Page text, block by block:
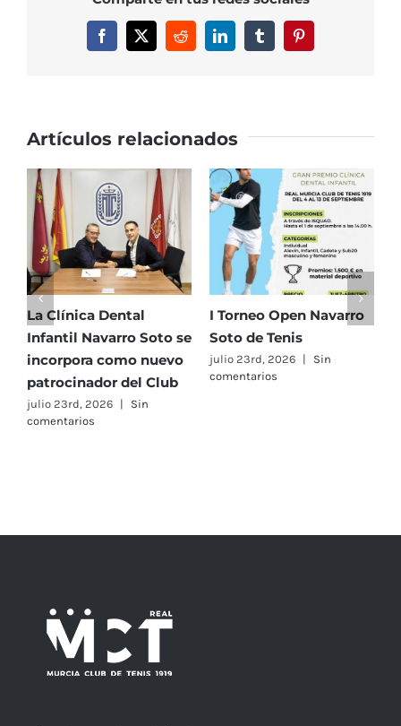
cuarta
jornada
por
Equipos
Facebook
X RedditLinkedInTumblrPinterest
Artículos relacionados
La Clínica Dental
Infantil Navarro Soto se
incorpora como nuevo
patrocinador del Club
julio 23rd, 2026 |
Sin
comentarios
I Torneo Open Navarro
Soto de Tenis
julio 23rd, 2026 |
Sin
comentarios